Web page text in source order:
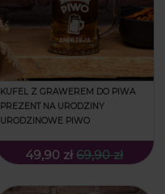
KUFEL Z GRAWEREM DO PIWA
PREZENT NA URODZINY
URODZINOWE PIWO
49,90 zł 69,90 zł